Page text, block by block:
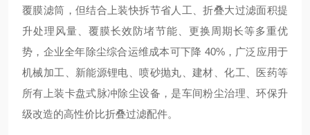
覆膜滤筒，但结合上装快拆节省人工、折叠大过滤面积提
升处理风量、覆膜长效防堵节能、更换周期长等多重优
势，企业全年除尘综合运维成本可下降 40%，广泛应用于
机械加工、新能源锂电、喷砂抛丸、建材、化工、医药等
所有上装卡盘式脉冲除尘设备，是车间粉尘治理、环保升
级改造的高性价比折叠过滤配件。